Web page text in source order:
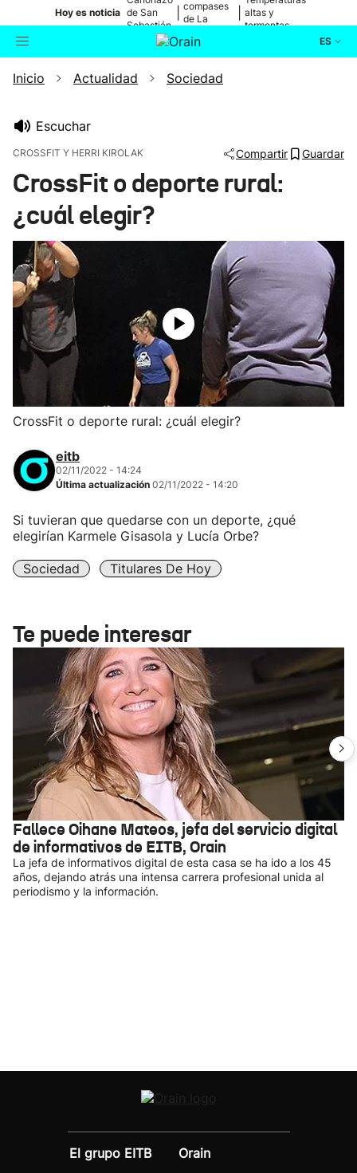
Hoy es noticia de San
Sebastián
compases
de La
altas y
tormentas
ES
Buscador Actualidad
Inicio Actualidad Sociedad
Escuchar
CROSSFIT Y HERRI KIROLAK Compartir Guardar
CrossFit o deporte rural:
¿cuál elegir?
CrossFit o deporte rural: ¿cuál elegir?
eitb
02/11/2022 - 14:24
Última actualización 02/11/2022 - 14:20
Si tuvieran que quedarse con un deporte, ¿qué
elegirían Karmele Gisasola y Lucía Orbe?
Sociedad Titulares De Hoy
Te puede interesar
Fallece Oihane Mateos, jefa del servicio digital
de informativos de EITB, Orain
La jefa de informativos digital de esta casa se ha ido a los 45
años, dejando atrás una intensa carrera profesional unida al
periodismo y la información.
El grupo EITB
Orain